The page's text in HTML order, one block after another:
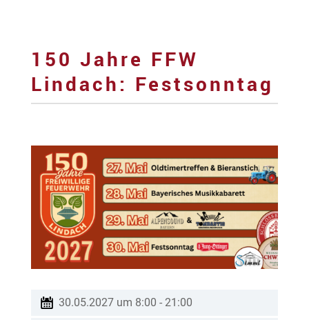
150 Jahre FFW
Lindach: Festsonntag
30.05.2027 um 8:00 - 21:00